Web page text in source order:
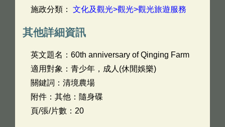
施政分類： 文化及觀光>觀光>觀光旅遊服務
其他詳細資訊
英文題名： 60th anniversary of Qinging Farm
適用對象：青少年，成人(休閒娛樂)
關鍵詞：清境農場
附件：其他：隨身碟
頁/張/片數：20